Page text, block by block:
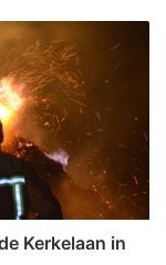
Kerkelaan in